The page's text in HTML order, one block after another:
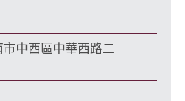
中西區中華西路二